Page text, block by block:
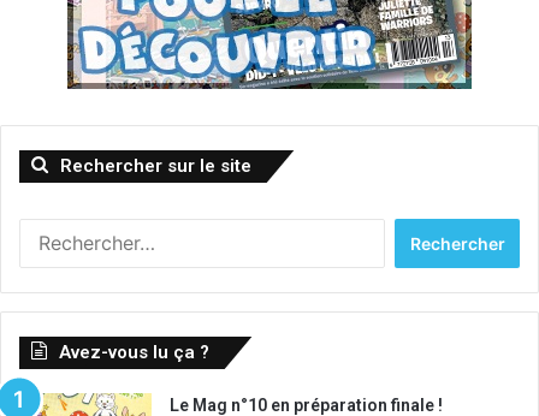
Rechercher sur le site
Avez-vous lu ça ?
Le Mag n°10 en préparation finale !